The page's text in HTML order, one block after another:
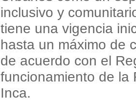
inclusivo y
tiene una vigencia
hasta un máximo de
de acuerdo con el
funcionamiento de la
Inca.